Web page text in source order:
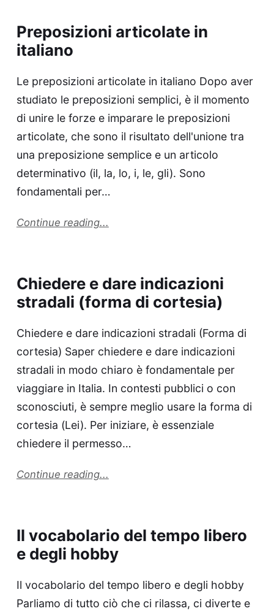
Preposizioni articolate in
italiano
Le preposizioni articolate in italiano Dopo aver
studiato le preposizioni semplici, è il momento
di unire le forze e imparare le preposizioni
articolate, che sono il risultato dell'unione tra
una preposizione semplice e un articolo
determinativo (il, la, lo, i, le, gli). Sono
fondamentali per…
Continue reading...
Chiedere e dare indicazioni
stradali (forma di cortesia)
Chiedere e dare indicazioni stradali (Forma di
cortesia) Saper chiedere e dare indicazioni
stradali in modo chiaro è fondamentale per
viaggiare in Italia. In contesti pubblici o con
sconosciuti, è sempre meglio usare la forma di
cortesia (Lei). Per iniziare, è essenziale
chiedere il permesso…
Continue reading...
Il vocabolario del tempo libero
e degli hobby
Il vocabolario del tempo libero e degli hobby
Parliamo di tutto ciò che ci rilassa, ci diverte e